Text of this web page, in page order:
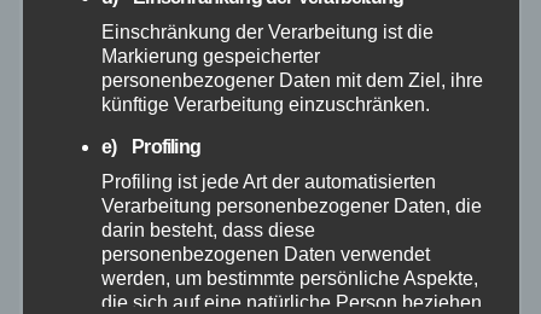
April 2025
Februar 2025
Januar 2025
Einschränkung der Verarbeitung ist die
Markierung gespeicherter
personenbezogener Daten mit dem Ziel, ihre
künftige Verarbeitung einzuschränken.
e) Profiling
Profiling ist jede Art der automatisierten
Verarbeitung personenbezogener Daten, die
darin besteht, dass diese
personenbezogenen Daten verwendet
werden, um bestimmte persönliche Aspekte,
die sich auf eine natürliche Person beziehen,